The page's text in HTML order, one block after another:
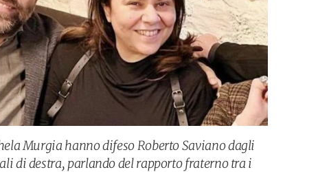
Murgia hanno difeso Roberto Saviano dagli
di destra, parlando del rapporto fraterno tra i